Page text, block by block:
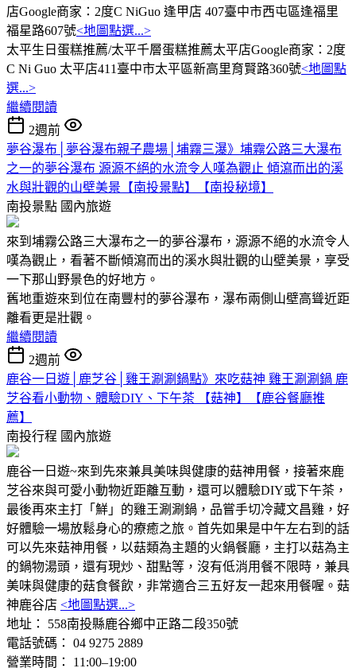
店Google商家：2度C NiGuo 逢甲店 407臺中市西屯區逢福里
福星路607號<地圖點選...>
太平生日蛋糕推薦/太平千層蛋糕推薦太平店Google商家：2度
C Ni Guo 太平店411臺中市太平區新高里育賢路360號<地圖點
選...>
繼續閱讀
2週前
夢谷瀑布│夢谷瀑布親子農場│埔霧三瀑》埔霧公路三大瀑布
之一的夢谷瀑布 源源不絕的水流令人嘆為觀止 傾瀉而出的溪
水與壯觀的山壁美景【南投景點】【南投秘境】
南投景點 國內旅遊
來到埔霧公路三大瀑布之一的夢谷瀑布，源源不絕的水流令人
嘆為觀止，看著不斷傾瀉而出的溪水與壯觀的山壁美景，享受
一下那山野景色的好地方。
舊地重遊來到位在南豐村的夢谷瀑布，瀑布兩側山壁高聳近距
離看更是壯觀。
繼續閱讀
2週前
鹿谷一日遊│鹿芝谷│雞王涮涮鍋點》來吃菇神 雞王涮涮鍋 鹿
芝谷看小動物、體驗DIY、下午茶 【菇神】【鹿谷餐廳推
薦】
南投行程 國內旅遊
鹿谷一日遊~來到先來兼具美味與健康的菇神用餐，接著來鹿
芝谷來與可愛小動物近距離互動，還可以體驗DIY或下午茶，
最後再來主打「鮮」的雞王涮涮鍋，品嘗手切冷藏文昌雞，好
好體驗一場放鬆身心的療癒之旅。首先如果是中午左右到的話
可以先來菇神用餐，以菇類為主題的火鍋餐廳，主打以菇為主
的鍋物湯頭，還有現炒、甜點等，沒有低消用餐不限時，兼具
美味與健康的菇食餐飲，非常適合三五好友一起來用餐喔。菇
神鹿谷店 <地圖點選...>
地址： 558南投縣鹿谷鄉中正路二段350號
電話號碼： 04 9275 2889
營業時間： 11:00–19:00